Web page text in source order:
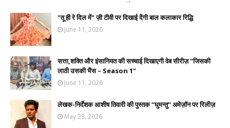
"तू ही रे दिल में" ज़ी टीवी पर दिखाई देंगी बाल कलाकार रिद्धि
June 11, 2026
सत्ता,शक्ति और इंसानियत की सच्चाई दिखाएगी वेब सीरीज़ "जिसकी
लाठी उसकी भैंस – Season 1"
June 11, 2026
लेखक-निर्देशक आशीष तिवारी की पुस्तक “घुमन्तु” अमेज़ॉन पर रिलीज़
May 28, 2026